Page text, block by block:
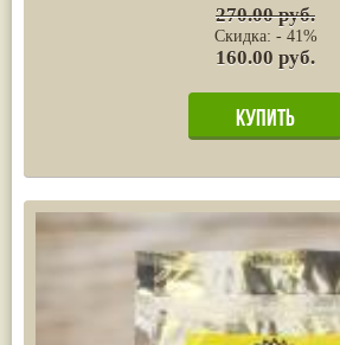
270.00 руб.
Скидка: - 41%
160.00 руб.